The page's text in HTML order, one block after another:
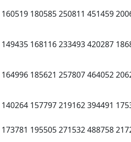
160519 180585250811 451459
149435 168116233493420287
164996 185621 257807464052
140264 157797219162394491
173781 195505271532488758